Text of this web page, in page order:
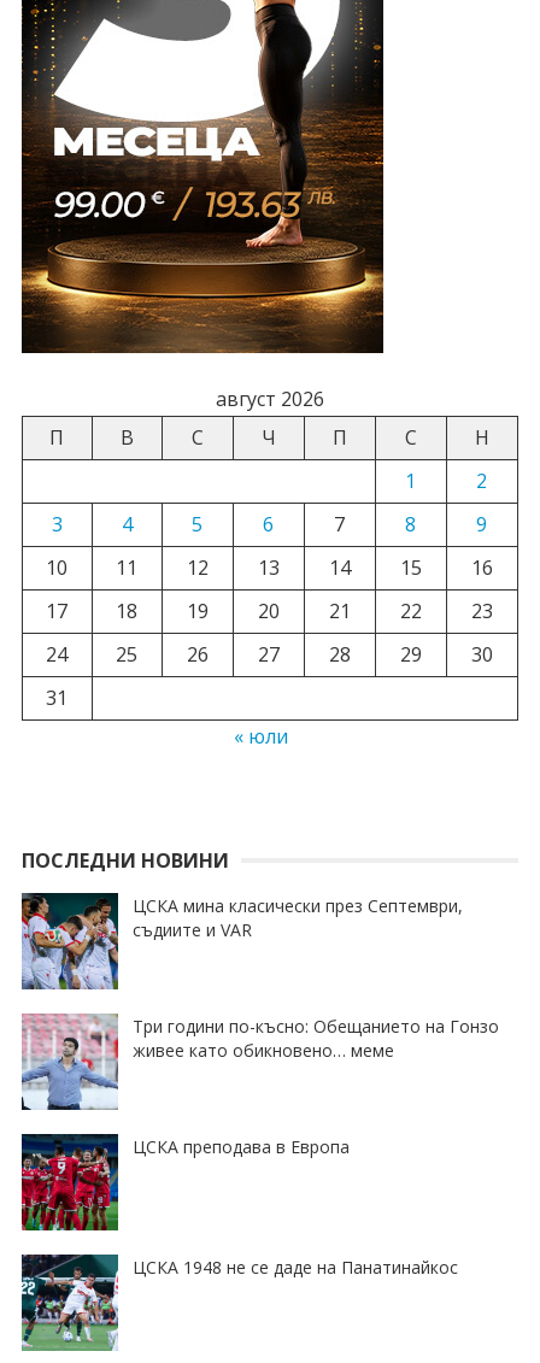
август 2026
П
В С Ч П С
Н
1
2
3
4 5 6 7 8
9
10
11 12 13 14 15
16
17
18 19 20 21 22
23
24
25 26 27 28 29
30
31
« юли
ПОСЛЕДНИ НОВИНИ
ЦСКА мина класически през Септември,
съдиите и VAR
Три години по-късно: Обещанието на Гонзо
живее като обикновено… меме
ЦСКА преподава в Европа
ЦСКА 1948 не се даде на Панатинайкос